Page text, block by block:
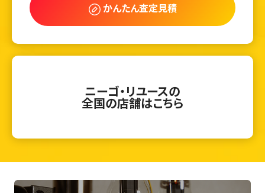
かんたん査定見積
ニーゴ・リユースの
全国の店舗はこちら